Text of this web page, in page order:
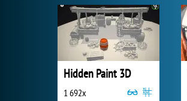
Hidden Paint 3D
1 692x